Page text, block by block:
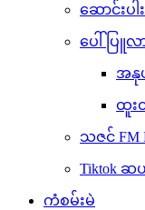
ဆောင်းပါး
ပေါ်ပြူလ
အနု
ထူးထူ
သဇင် FM
Tiktok ဆ
ကံစမ်းမဲ